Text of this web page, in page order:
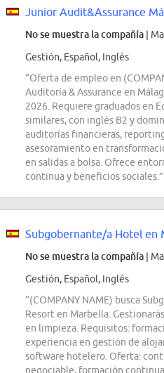
Junior Audit&Assurance
No se muestra la compañía |
Gestión, Español, Inglés
“Oferta de empleo en
Auditoría & Assurance en
2026. Requiere graduados en
similares, con inglés B2 y
auditorías financieras, reporting
asesoramiento en
en salidas a bolsa. Ofrece
continua y beneficios sociales.”
Subgobernante/a Hotel en
No se muestra la compañía |
Gestión, Español, Inglés
“(COMPANY NAME) busca
Resort en Marbella.
en limpieza. Requisitos:
experiencia en gestión de
software hotelero. Oferta:
negociable, formación